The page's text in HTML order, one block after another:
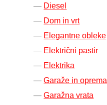
Diesel
Dom in vrt
Elegantne obleke
Električni pastir
Elektrika
Garaže in oprema
Garažna vrata